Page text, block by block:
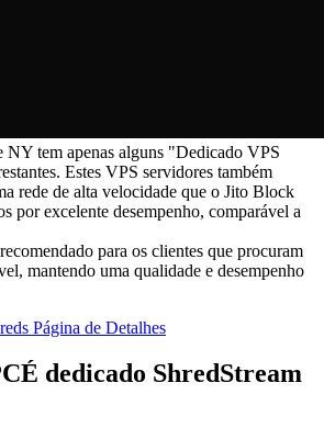
NY tem apenas alguns "Dedicado VPS
Estes VPS servidores também
rede de alta velocidade que o Jito Block
por excelente desempenho, comparável a
para os clientes que procuram
mantendo uma qualidade e desempenho
Página de Detalhes
dedicado ShredStream